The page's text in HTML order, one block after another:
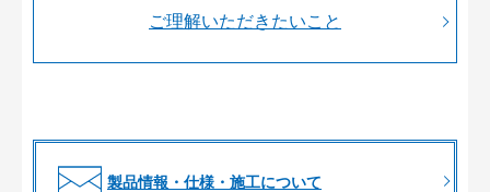
ご理解いただきたいこと
製品情報・仕様・施工について